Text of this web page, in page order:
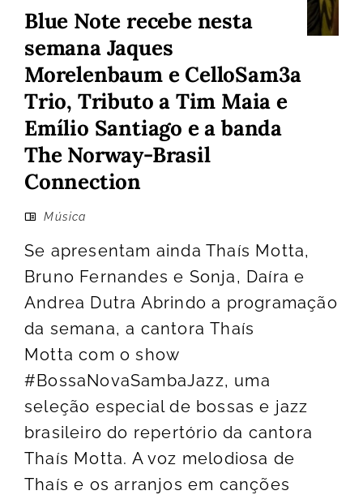
Blue Note recebe nesta
semana Jaques
Morelenbaum e CelloSam3a
Trio, Tributo a Tim Maia e
Emílio Santiago e a banda
The Norway-Brasil
Connection
Música
Se apresentam ainda Thaís Motta,
Bruno Fernandes e Sonja, Daíra e
Andrea Dutra Abrindo a programação
da semana, a cantora Thaís
Motta com o show
#BossaNovaSambaJazz, uma
seleção especial de bossas e jazz
brasileiro do repertório da cantora
Thaís Motta. A voz melodiosa de
Thaís e os arranjos em canções